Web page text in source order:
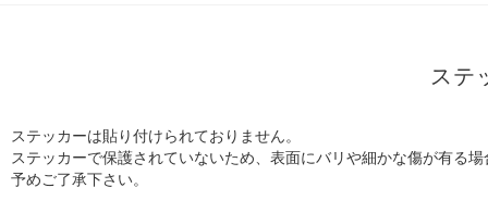
ステ
ステッカーは貼り付けられておりません。
ステッカーで保護されていないため、表面にバリや細かな傷が有る
予めご了承下さい。